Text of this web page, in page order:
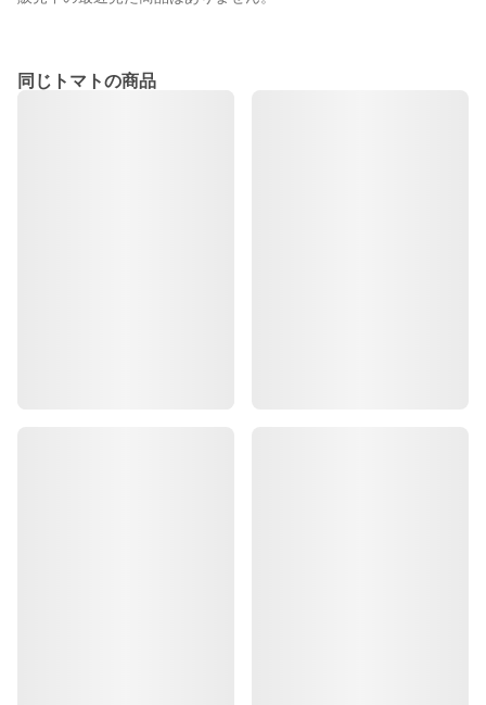
同じトマトの商品